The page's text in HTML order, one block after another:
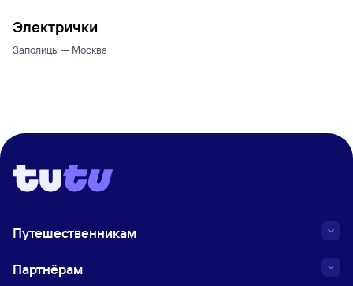
Электрички
Заполицы — Москва
Путешественникам
Партнёрам